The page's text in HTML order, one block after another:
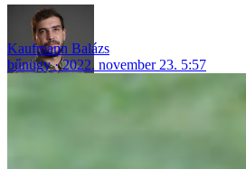
Kaufmann Balázs
bűnügy
2022. november 23. 5:57